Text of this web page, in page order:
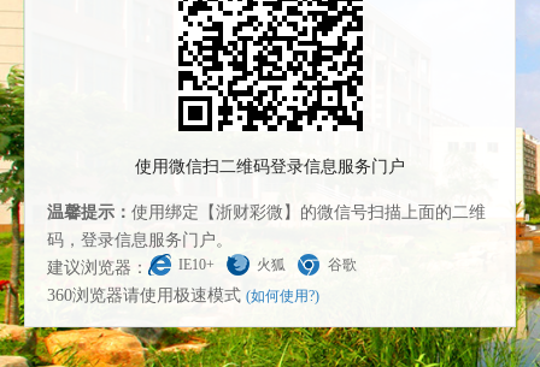
使用微信扫二维码登录信息服务门户
温馨提示： 使用绑定【浙财彩微】的微信号扫描上面的二维
码，登录信息服务门户。
建议浏览器：
IE10+ 火狐 谷歌
360浏览器请使用极速模式 (如何使用?)